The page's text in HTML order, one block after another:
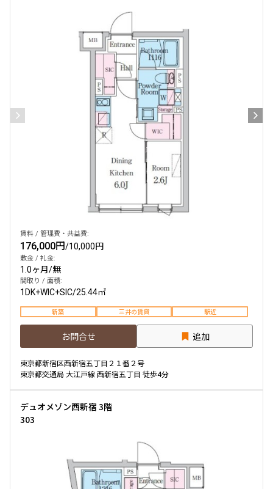
賃料 / 管理費・共益費:
176,000円/10,000円
敷金 / 礼金:
1.0ヶ月/無
間取り / 面積:
1DK+WIC+SIC/25.44㎡
新築 三井の賃貸 駅近
お問合せ 追加
東京都新宿区西新宿五丁目２１番２号
東京都交通局 大江戸線 西新宿五丁目 徒歩4分
デュオメゾン西新宿 3階
303